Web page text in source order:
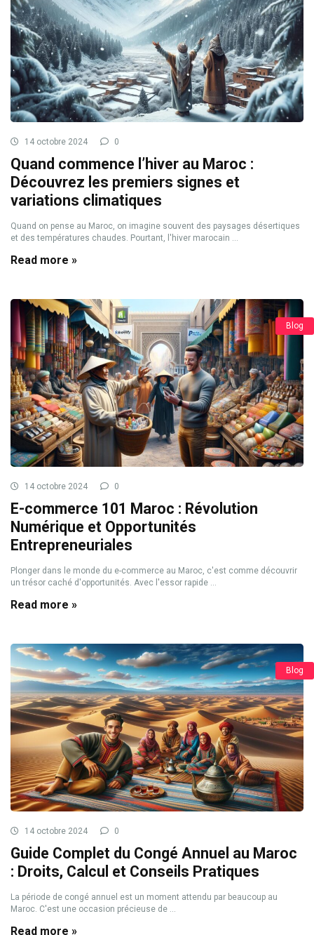
14 octobre 2024 0
Quand commence l’hiver au Maroc :
Découvrez les premiers signes et
variations climatiques
Quand on pense au Maroc, on imagine souvent des paysages désertiques
et des températures chaudes. Pourtant, l'hiver marocain ...
Read more »
Blog
14 octobre 2024 0
E-commerce 101 Maroc : Révolution
Numérique et Opportunités
Entrepreneuriales
Plonger dans le monde du e-commerce au Maroc, c'est comme découvrir
un trésor caché d'opportunités. Avec l'essor rapide ...
Read more »
Blog
14 octobre 2024 0
Guide Complet du Congé Annuel au Maroc
: Droits, Calcul et Conseils Pratiques
La période de congé annuel est un moment attendu par beaucoup au
Maroc. C'est une occasion précieuse de ...
Read more »